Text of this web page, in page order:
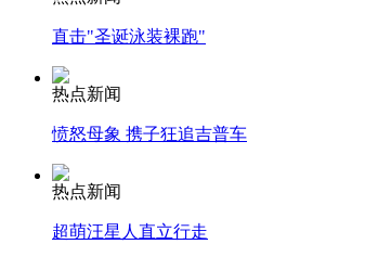
直击"圣诞泳装裸跑"
热点新闻
愤怒母象 携子狂追吉普车
热点新闻
超萌汪星人直立行走